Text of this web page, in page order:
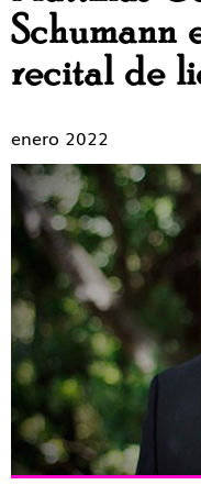
Schumann
recital de
enero 2022